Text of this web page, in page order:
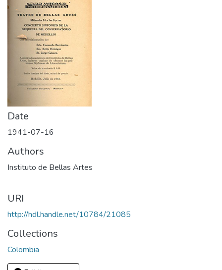
Date
1941-07-16
Authors
Instituto de Bellas Artes
URI
http://hdl.handle.net/10784/21085
Collections
Colombia